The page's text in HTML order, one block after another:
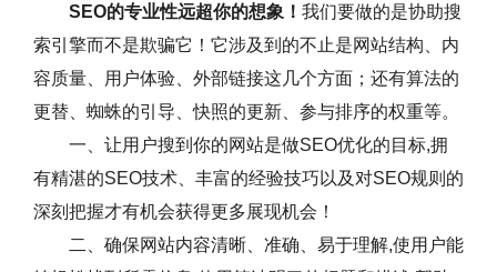
SEO的专业性远超你的想象！ 我们要做的是协助搜
索引擎而不是欺骗它！它涉及到的不止是网站结构、内
容质量、用户体验、外部链接这几个方面；还有算法的
更替、蜘蛛的引导、快照的更新、参与排序的权重等。
一、让用户搜到你的网站是做SEO优化的目标,拥
有精湛的SEO技术、丰富的经验技巧以及对SEO规则的
深刻把握才有机会获得更多展现机会！
二、确保网站内容清晰、准确、易于理解,使用户能